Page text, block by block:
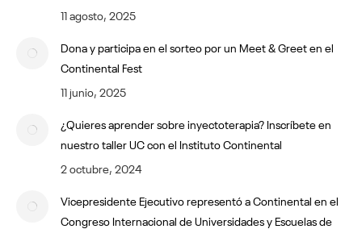
11 agosto, 2025
Dona y participa en el sorteo por un Meet & Greet en el
Continental Fest
11 junio, 2025
¿Quieres aprender sobre inyectoterapia? Inscríbete en
nuestro taller UC con el Instituto Continental
2 octubre, 2024
Vicepresidente Ejecutivo representó a Continental en el
Congreso Internacional de Universidades y Escuelas de